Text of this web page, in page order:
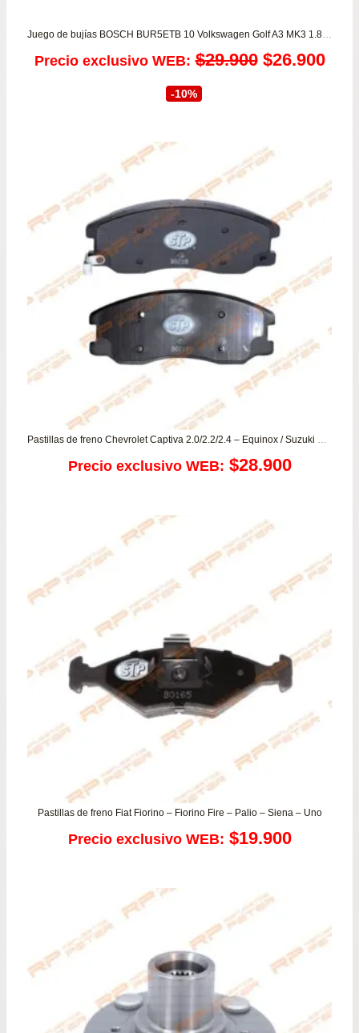
Juego de bujías BOSCH BUR5ETB 10 Volkswagen Golf A3 MK3 1.8/2.0 – Parati
Precio exclusivo WEB: $29.900 El
era:
$29.900.
$26.900El
-10%
Pastillas de freno Chevrolet Captiva 2.0/2.2/2.4 – Equinox / Suzuki XL7
Precio exclusivo WEB: $28.900
Pastillas de freno Fiat Fiorino – Fiorino Fire – Palio – Siena – Uno
Precio exclusivo WEB: $19.900